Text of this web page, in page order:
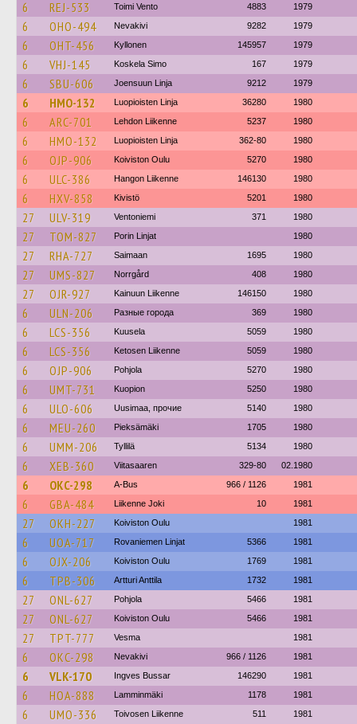
6 REJ-533 Toimi Vento 4883 1979
6 OHO-494 Nevakivi 9282 1979
6 OHT-456 Kyllonen 145957 1979
6 VHJ-145 Koskela Simo 167 1979
6 SBU-606 Joensuun Linja 9212 1979
6 HMO-132 Luopioisten Linja 36280 1980
6 ARC-701 Lehdon Liikenne 5237 1980
6 HMO-132 Luopioisten Linja 362-80 1980
6 OJP-906 Koiviston Oulu 5270 1980
6 ULC-386 Hangon Liikenne 146130 1980
6 HXV-858 Kivistö 5201 1980
27 ULV-319 Ventoniemi 371 1980
27 TOM-827 Porin Linjat 1980
27 RHA-727 Saimaan 1695 1980
27 UMS-827 Norrgård 408 1980
27 OJR-927 Kainuun Liikenne 146150 1980
6 ULN-206 Разные города 369 1980
6 LCS-356 Kuusela 5059 1980
6 LCS-356 Ketosen Liikenne 5059 1980
6 OJP-906 Pohjola 5270 1980
6 UMT-731 Kuopion 5250 1980
6 ULO-606 Uusimaa, прочие 5140 1980
6 MEU-260 Pieksämäki 1705 1980
6 UMM-206 Tyllilä 5134 1980
6 XEB-360 Viitasaaren 329-80 02.1980
6 OKC-298 A-Bus 966 / 1126 1981
6 GBA-484 Liikenne Joki 10 1981
27 OKH-227 Koiviston Oulu 1981
6 UOA-717 Rovaniemen Linjat 5366 1981
6 OJX-206 Koiviston Oulu 1769 1981
6 TPB-306 Artturi Anttila 1732 1981
27 ONL-627 Pohjola 5466 1981
27 ONL-627 Koiviston Oulu 5466 1981
27 TPT-777 Vesma 1981
6 OKC-298 Nevakivi 966 / 1126 1981
6 VLK-170 Ingves Bussar 146290 1981
6 HOA-888 Lamminmäki 1178 1981
6 UMO-336 Toivosen Liikenne 511 1981